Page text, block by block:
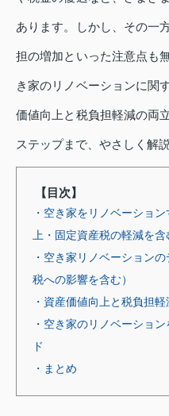
あります。しかし、その一
担の増加といった注意点も
き家のリノベーションに関
価値向上と税負担軽減の両
ステップまで、やさしく解説
【目次】
・空き家をリノベーショ
上・固定資産税の軽減を含
・空き家リノベーション
税への影響を含む）
・資産価値向上と税負担
・空き家のリノベーショ
ド
・まとめ